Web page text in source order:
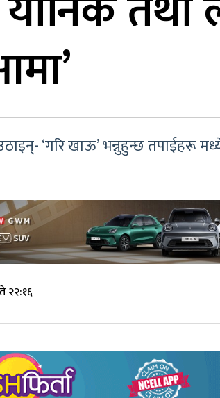
उठाइन्- ‘गरि खाऊ’ भन्नुहुन्छ
२२:१६